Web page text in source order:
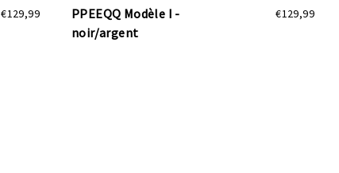
€129,99
PPEEQQ Modèle I -
noir/argent
€129,99